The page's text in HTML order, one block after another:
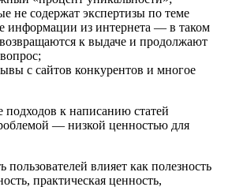
не содержат экспертизы по теме
информации из интернета — в таком
возвращаются к выдаче и продолжают
с сайтов конкурентов и многое
подходов к написанию статей
— низкой ценностью для
пользователей влияет как полезность
практическая ценность,